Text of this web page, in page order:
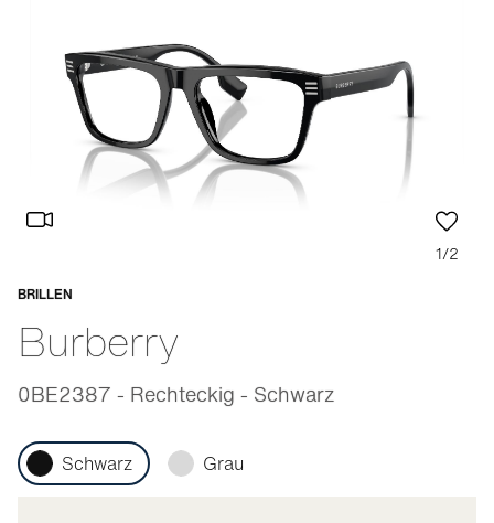
1/2
BRILLEN
Burberry
0BE2387 - Rechteckig - Schwarz
Anpassbar
Schwarz Grau